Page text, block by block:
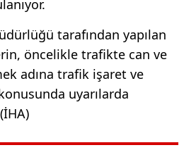
tarafından yapılan
öncelikle trafikte can ve
adına trafik işaret ve
uyarılarda